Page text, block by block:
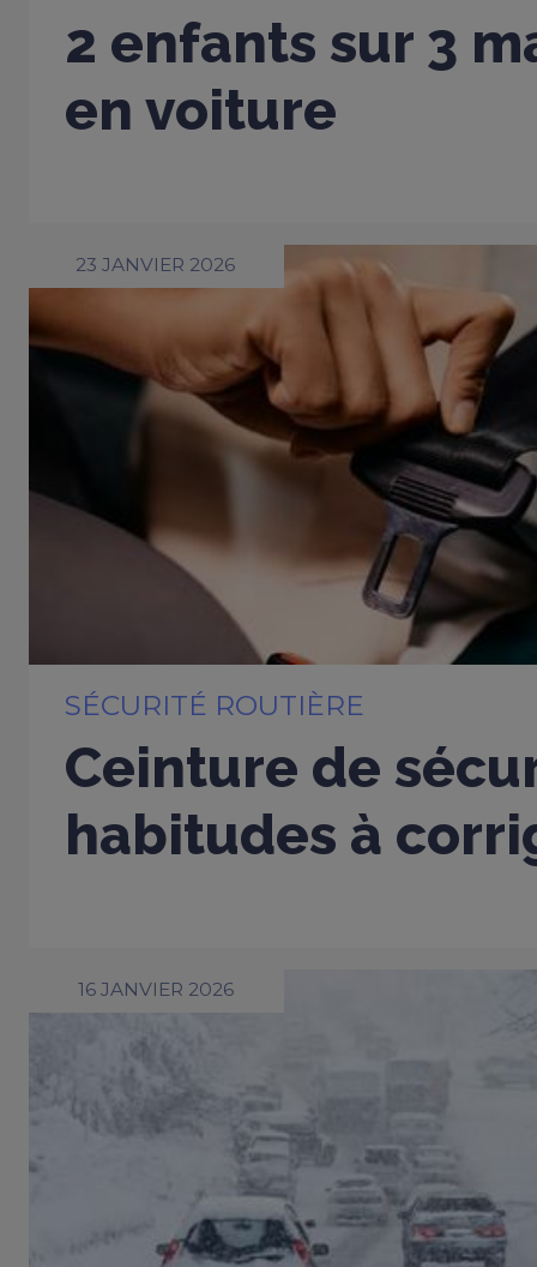
2 enfants sur 3
en voiture
23 JANVIER 2026
SÉCURITÉ ROUTIÈRE
Ceinture de
habitudes à
16 JANVIER 2026